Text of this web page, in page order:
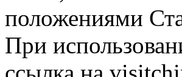
положениями
При